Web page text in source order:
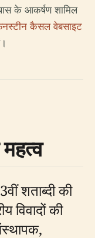
के आकर्षण शामिल
कैसल वेबसाइट
शताब्दी की
विवादों की